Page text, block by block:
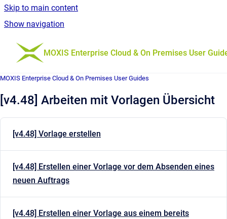
Skip to main content
Show navigation
Go to homepage
MOXIS Enterprise Cloud & On Premises User
MOXIS Enterprise Cloud & On Premises User Guides
[v4.48] Arbeiten mit Vorlagen Übersicht
[v4.48] Vorlage erstellen
[v4.48] Erstellen einer Vorlage vor dem Absenden eines
neuen Auftrags
[v4.48] Erstellen einer Vorlage aus einem bereits